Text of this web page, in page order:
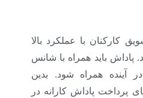
کارکنان با عملکرد بالا
باید همراه با شانس
آینده همراه شود. بدین
پرداخت پاداش کارانه در